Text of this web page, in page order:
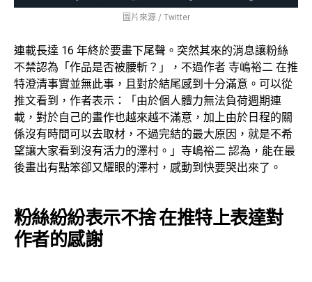
圖片來源 / Twitter
連載長達 16 年終於要畫下尾聲。突然其來的消息讓粉絲
不禁認為「作品是否被腰斬？」，不過作者 寺嶋裕二 在推
特澄清事實並無此事，且對於結尾感到十分滿意。可以從
推文看到，作者表示：「由於個人體力無法負荷週期連
載，對於自己的畫作也越來越不滿意，加上由於日程的關
係沒有時間可以去取材，不過完結的最大原因，就是不希
望讓大家看到沒有活力的澤村。」寺嶋裕二 認為，能在最
後畫出有點笨卻又耀眼的澤村，感動到快要哭出來了。
粉絲紛紛表示不捨 在推特上表達對
作者的感謝